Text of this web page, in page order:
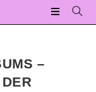
–